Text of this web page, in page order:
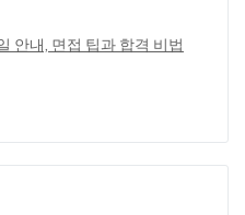
안내, 면접 팁과 합격 비법